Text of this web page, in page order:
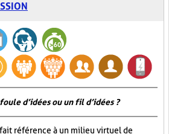
d’idées ou un fil d’idées ?
référence à un milieu virtuel de